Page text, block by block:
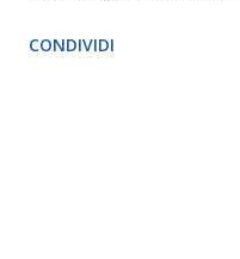
tutti, la cucina senza
CONDIVIDI